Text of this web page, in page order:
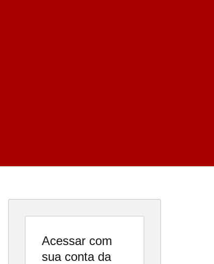
Acessar com
sua conta da